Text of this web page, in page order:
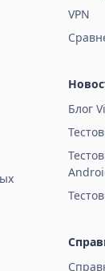
VPN
Блог